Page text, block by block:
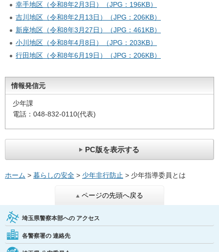
幸手地区（令和8年2月3日）（JPG：196KB）
吉川地区（令和8年2月13日）（JPG：206KB）
新座地区（令和8年3月27日）（JPG：461KB）
小川地区（令和8年4月8日）（JPG：203KB）
行田地区（令和8年6月19日）（JPG：206KB）
情報発信元
少年課
電話：048-832-0110(代表)
PC版を表示する
ホーム > 暮らしの安全 > 少年非行防止 > 少年指導委員とは
ページの先頭へ戻る
埼玉県警察本部への アクセス
各警察署の 連絡先